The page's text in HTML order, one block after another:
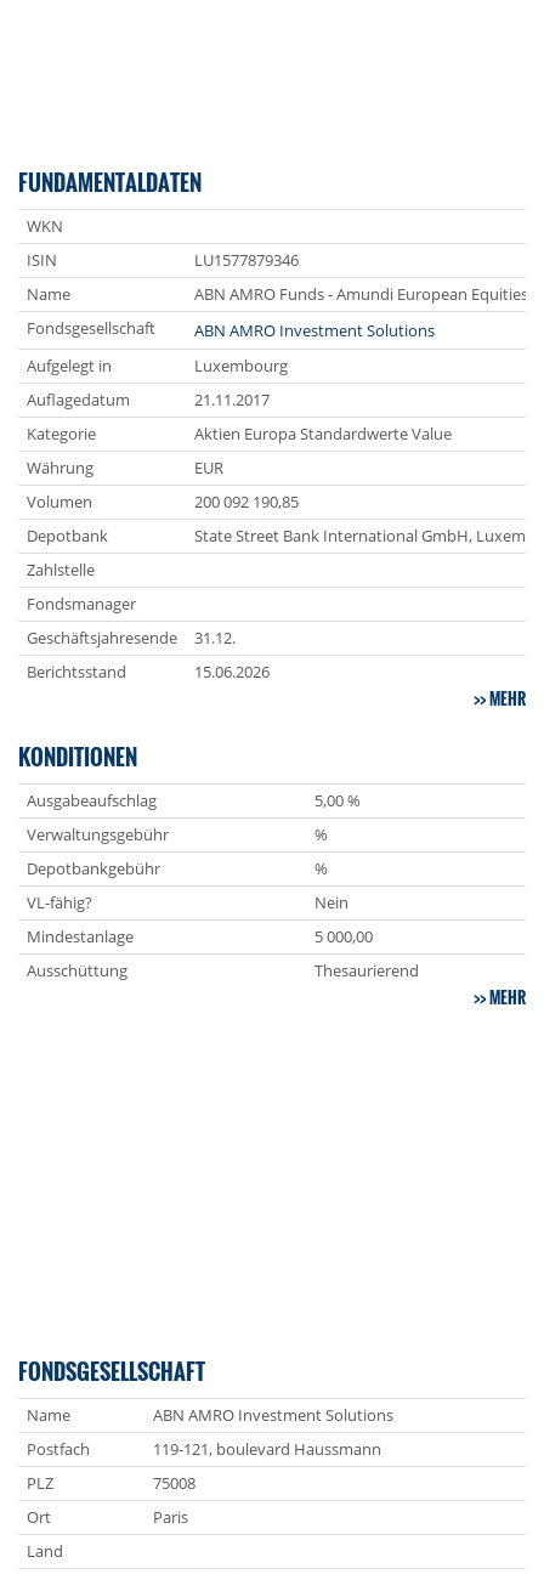
FUNDAMENTALDATEN
WKN
ISIN
LU1577879346
Name
ABN AMRO Funds - Amundi European Equities
Fondsgesellschaft
ABN AMRO Investment Solutions
Aufgelegt in
Luxembourg
Auflagedatum
21.11.2017
Kategorie
Aktien Europa Standardwerte Value
Währung
EUR
Volumen
200 092 190,85
Depotbank
State Street Bank International GmbH,
Zahlstelle
Fondsmanager
Geschäftsjahresende
31.12.
Berichtsstand
15.06.2026
MEHR
KONDITIONEN
Ausgabeaufschlag
5,00 %
Verwaltungsgebühr
%
Depotbankgebühr
%
VL-fähig?
Nein
Mindestanlage
5 000,00
Ausschüttung
Thesaurierend
MEHR
FONDSGESELLSCHAFT
Name
ABN AMRO Investment Solutions
Postfach
119-121, boulevard Haussmann
PLZ
75008
Ort
Paris
Land